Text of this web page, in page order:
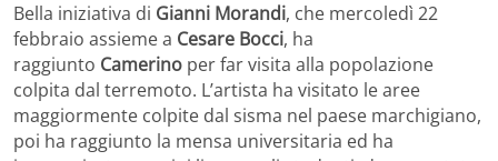
Bella iniziativa di Gianni Morandi, che mercoledì 22
febbraio assieme a Cesare Bocci, ha
raggiunto Camerino per far visita alla popolazione
colpita dal terremoto. L’artista ha visitato le aree
maggiormente colpite dal sisma nel paese marchigiano,
poi ha raggiunto la mensa universitaria ed ha